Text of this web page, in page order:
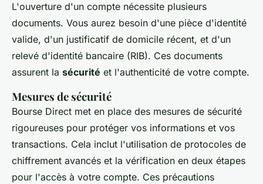
L'ouverture d'un compte nécessite plusieurs
documents. Vous aurez besoin d'une pièce d'identité
valide, d'un justificatif de domicile récent, et d'un
relevé d'identité bancaire (RIB). Ces documents
assurent la sécurité et l'authenticité de votre compte.
Mesures de sécurité
Bourse Direct met en place des mesures de sécurité
rigoureuses pour protéger vos informations et vos
transactions. Cela inclut l'utilisation de protocoles de
chiffrement avancés et la vérification en deux étapes
pour l'accès à votre compte. Ces précautions